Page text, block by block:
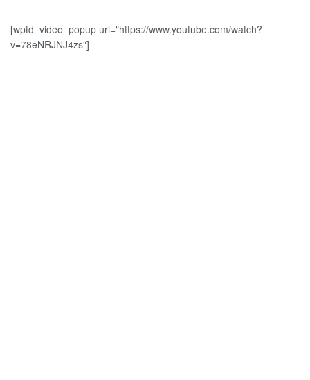
[wptd_video_popup url="https://www.youtube.com/watch?
v=78eNRJNJ4zs"]